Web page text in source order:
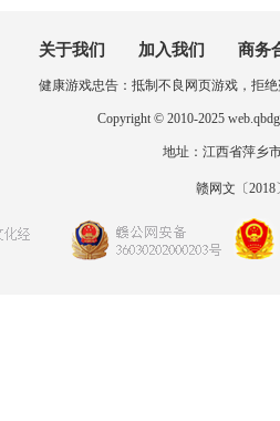
关于我们 加入我们 商务
健康游戏忠告：抵制不良网页游戏，拒
Copyright © 2010-2025
地址：江西省萍乡
赣网文〔2018